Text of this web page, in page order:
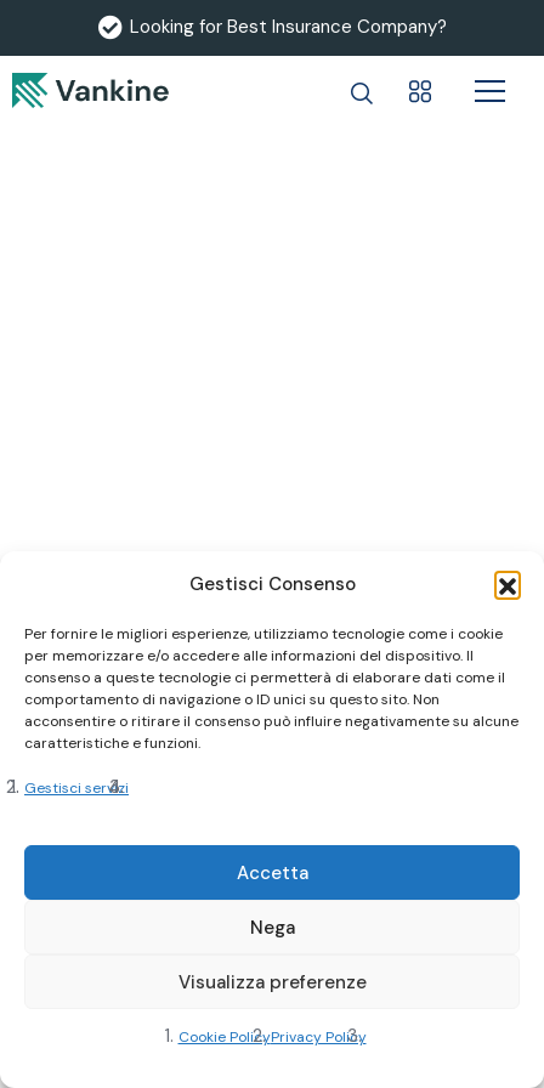
Gestisci Consenso
Per fornire le migliori esperienze, utilizziamo tecnologie come i cookie
per memorizzare e/o accedere alle informazioni del dispositivo. Il
consenso a queste tecnologie ci permetterà di elaborare dati come il
comportamento di navigazione o ID unici su questo sito. Non
acconsentire o ritirare il consenso può influire negativamente su alcune
caratteristiche e funzioni.
Gestisci servizi
Accetta
Nega
Visualizza preferenze
Cookie PolicyPrivacy Policy
Looking for Best Insurance Company?